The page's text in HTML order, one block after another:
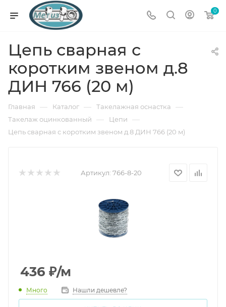
0
Цепь сварная с
коротким звеном д.8
ДИН 766 (20 м)
Главная — Каталог — Такелажная оснастка —
Такелаж оцинкованный — Цепи —
Цепь сварная с коротким звеном д.8 ДИН 766 (20 м)
Артикул: 766-8-20
436 ₽/м
Много Нашли дешевле?